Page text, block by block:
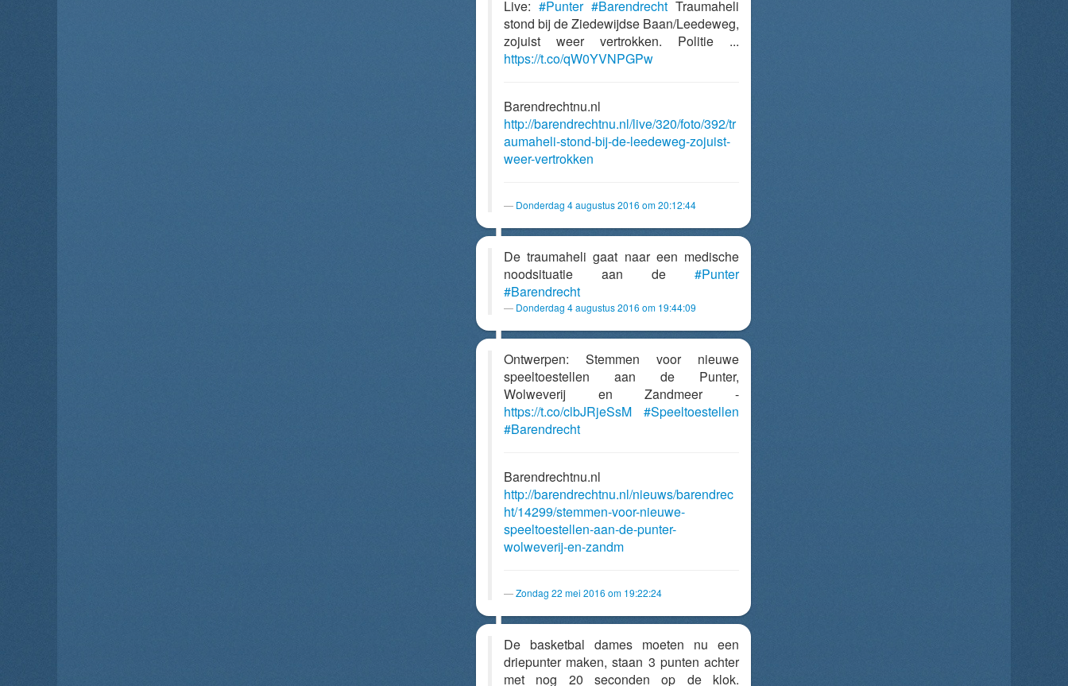
Live: #Punter #Barendrecht Traumaheli
stond bij de Ziedewijdse Baan/Leedeweg,
zojuist weer vertrokken. Politie ...
https://t.co/qW0YVNPGPw
Barendrechtnu.nl
http://barendrechtnu.nl/live/320/foto/392/tr
aumaheli-stond-bij-de-leedeweg-zojuist-
weer-vertrokken
Donderdag 4 augustus 2016 om 20:12:44
De traumaheli gaat naar een medische
noodsituatie aan de #Punter
#Barendrecht
Donderdag 4 augustus 2016 om 19:44:09
Ontwerpen: Stemmen voor nieuwe
speeltoestellen aan de Punter,
Wolweverij en Zandmeer -
https://t.co/clbJRjeSsM
#Speeltoestellen
#Barendrecht
Barendrechtnu.nl
http://barendrechtnu.nl/nieuws/barendrec
ht/14299/stemmen-voor-nieuwe-
speeltoestellen-aan-de-punter-
wolweverij-en-zandm
Zondag 22 mei 2016 om 19:22:24
De basketbal dames moeten nu een
driepunter maken, staan 3 punten achter
met nog 20 seconden op de klok.